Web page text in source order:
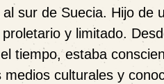
sur de Suecia. Hijo de
y limitado.
tiempo, estaba
culturales y